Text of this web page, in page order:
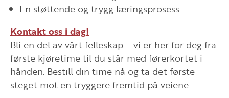
En støttende og trygg læringsprosess
Kontakt oss i dag!
Bli en del av vårt felleskap – vi er her for deg fra
første kjøretime til du står med førerkortet i
hånden. Bestill din time nå og ta det første
steget mot en tryggere fremtid på veiene.